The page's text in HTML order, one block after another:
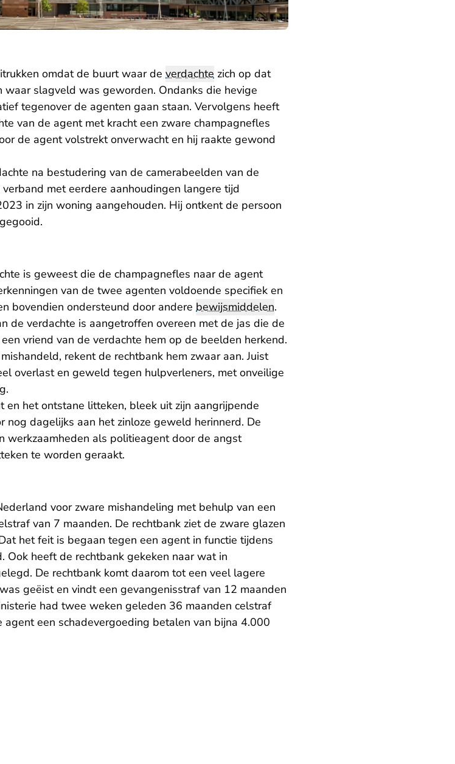
omdat de buurt waar de verdachte zich op dat
slagveld was geworden. Ondanks die hevige
tegenover de agenten gaan staan. Vervolgens heeft
van de agent met kracht een zware champagnefles
de agent volstrekt onverwacht en hij raakte gewond
na bestudering van de camerabeelden van de
met eerdere aanhoudingen langere tijd
in zijn woning aangehouden. Hij ontkent de persoon
is geweest die de champagnefles naar de agent
van de twee agenten voldoende specifiek en
bovendien ondersteund door andere bewijsmiddelen.
de verdachte is aangetroffen overeen met de jas die de
vriend van de verdachte hem op de beelden herkend.
rekent de rechtbank hem zwaar aan. Juist
overlast en geweld tegen hulpverleners, met onveilige
het ontstane litteken, bleek uit zijn aangrijpende
dagelijks aan het zinloze geweld herinnerd. De
werkzaamheden als politieagent door de angst
te worden geraakt.
voor zware mishandeling met behulp van een
van 7 maanden. De rechtbank ziet de zware glazen
het feit is begaan tegen een agent in functie tijdens
heeft de rechtbank gekeken naar wat in
De rechtbank komt daarom tot een veel lagere
was geëist en vindt een gevangenisstraf van 12 maanden
had twee weken geleden 36 maanden celstraf
een schadevergoeding betalen van bijna 4.000